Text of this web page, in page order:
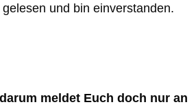
gelesen und bin einverstanden.
meldet Euch doch nur an